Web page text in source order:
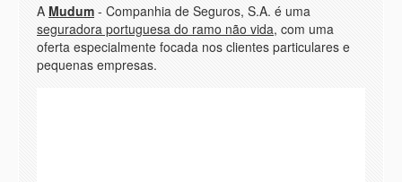
A Mudum - Companhia de Seguros, S.A. é uma
seguradora portuguesa do ramo não vida, com uma
oferta especialmente focada nos clientes particulares e
pequenas empresas.